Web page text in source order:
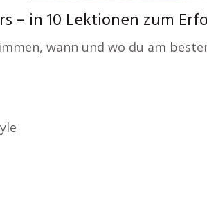
– in 10 Lektionen zum
wann und wo du am